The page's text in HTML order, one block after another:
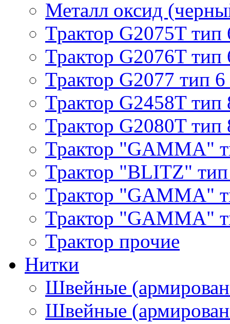
Металл оксид
Трактор G2075T тип
Трактор G2076T тип
Трактор G2077 тип 6
Трактор G2458T тип
Трактор G2080T тип
Трактор "GAMMA"
Трактор "BLITZ"
Трактор "GAMMA"
Трактор "GAMMA"
Трактор прочие
Нитки
Швейные
Швейные